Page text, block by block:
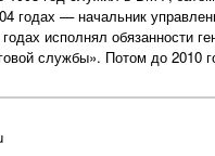
годах — начальник
исполнял обязанности
службы». Потом до